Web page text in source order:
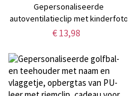
Gepersonaliseerde
autoventilatieclip met kinderfoto
en de tekst "Slow Down Daddy"
kleine politieagent,
autoaccessoire,
verjaardags-/vaderdagcadeau
voor echtgenoot/vader
€ 13,98